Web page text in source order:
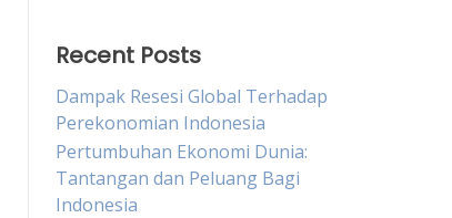
Recent Posts
Dampak Resesi Global Terhadap
Perekonomian Indonesia
Pertumbuhan Ekonomi Dunia:
Tantangan dan Peluang Bagi
Indonesia